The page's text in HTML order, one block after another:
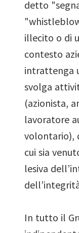
detto
illecito o di
contesto
intrattenga
svolga
(azionista,
lavoratore
volontario),
cui sia
lesiva
In tutto il